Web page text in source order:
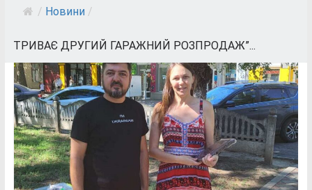
/ Новини /
ТРИВАЄ ДРУГИЙ ГАРАЖНИЙ РОЗПРОДАЖ”...